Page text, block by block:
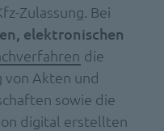
Zulassung. Bei
elektronischen
die
von Akten und
sowie die
digital erstellten